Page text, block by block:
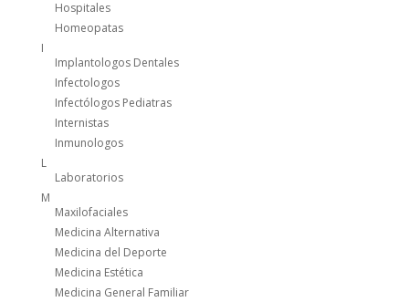
Hospitales
Homeopatas
I
Implantologos Dentales
Infectologos
Infectólogos Pediatras
Internistas
Inmunologos
L
Laboratorios
M
Maxilofaciales
Medicina Alternativa
Medicina del Deporte
Medicina Estética
Medicina General Familiar